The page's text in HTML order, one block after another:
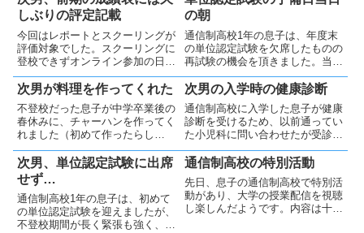
しぶりの評定記載
今回はレポートとスクーリングが
評価対象でした。スクーリングに
登校できずオンライン参加の日も
ありましたが、全てに評定がつき
及第点を取得できていました。小
だったため、6年ぶりの評定のつ
いた成績表はうれしかったです
😂
の朝
通信制高校1年の息子は、年度末
の単位認定試験を欠席したものの
再試験の機会を頂きました。当日
朝は頭痛で迷いも見られました
が、気力を振り絞って自ら決意
次男が料理を作ってくれた
不登校だった息子が中学卒業後の
春休みに、チャーハンを作ってく
れました（初めて作ったらし
い）。私は驚きつつも喜び、味も
とても美味しく感動的な出来事と
なりました。妻も帰宅後にそのチ
ャーハンを食べて感激していまし
た。
次男の入学時の健康診断
通信制高校に入学した息子が健康
診断を受けるため、以前通ってい
た小児科に問い合わせたが受診で
きず、初めての内科を選びまし
た。息子は強い緊張の中きちんと
受診し、結果は異常なしでした。
自身の意思で高校入学を決めたこ
とが、受診できた大きな要因だと
思います。
次男、単位認定試験に出席
せず…
通信制高校1年の息子は、初めて
の単位認定試験を迎えましたが、
不登校期間が長く緊張も強く、当
通信制高校の特別活動
先日、息子の通信制高校で特別活
動があり、大学の授業配信を視聴
し楽しんだようです。内容は十分